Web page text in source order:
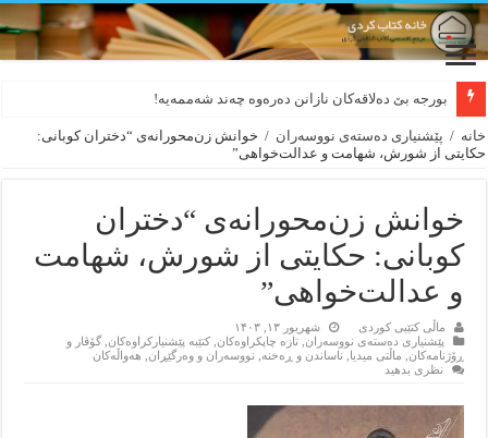
بورجە بێ دەلاقەکان نازانن دەرەوە چەند شەممەیە!
خانه / پێشنیاری ده‌سته‌ی نووسه‌ران / خوانش زن‌محورانه‌ی “دختران کوبانی:
حکایتی از شورش، شهامت و عدالت‌خواهی”
خوانش زن‌محورانه‌ی “دختران
کوبانی: حکایتی از شورش، شهامت
و عدالت‌خواهی”
ماڵی کتێبی کوردی
شهریور ۱۳, ۱۴۰۳
پێشنیاری ده‌سته‌ی نووسه‌ران ,تازه‌ چاپکراوه‌کان ,کتێبه‌ پێشنیارکراوه‌کان ,گۆڤار و
ڕۆژنامه‌کان
ماڵتی میدیا ناساندن و ڕه‌خنه‌ نووسه‌ران و وه‌رگێڕان
هه‌واڵه‌کان
نظری بدهید